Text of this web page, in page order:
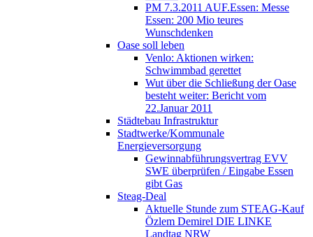
PM 7.3.2011 AUF.Essen: Messe
Essen: 200 Mio teures
Wunschdenken
Oase soll leben
Venlo: Aktionen wirken:
Schwimmbad gerettet
Wut über die Schließung der Oase
besteht weiter: Bericht vom
22.Januar 2011
Städtebau Infrastruktur
Stadtwerke/Kommunale
Energieversorgung
Gewinnabführungsvertrag EVV
SWE überprüfen / Eingabe Essen
gibt Gas
Steag-Deal
Aktuelle Stunde zum STEAG-Kauf
Özlem Demirel DIE LINKE
Landtag NRW